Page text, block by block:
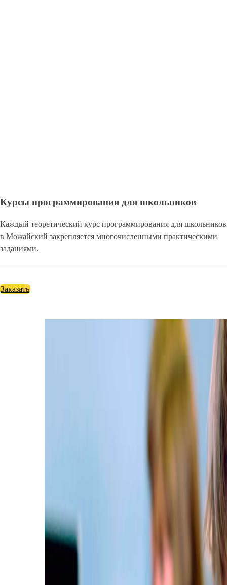
Курсы программирования для школьников
Каждый теоретический курс программирования для школьников
в Можайский закрепляется многочисленными практическими
заданиями.
Заказать